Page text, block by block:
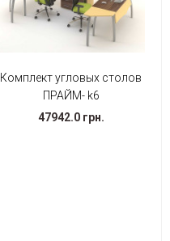
Комплект угловых столов
ПРАЙМ- k6
47942.0 грн.